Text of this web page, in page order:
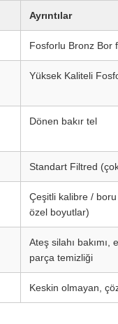
Ayrıntılar
Fosforlu Bronz Bor
Yüksek Kaliteli
Dönen bakır tel
Standart Filtred
Çeşitli kalibre /
özel boyutlar)
Ateş silahı
parça temizliği
Keskin olmayan,